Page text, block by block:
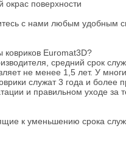
окрас поверхности
с нами любым удобным
ковриков Euromat3D?
средний срок
не менее 1,5 лет. У
служат 3 года и более
и правильном уходе за
к уменьшению срока